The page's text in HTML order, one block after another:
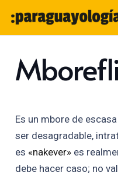
Es un mbore de
ser desagradable,
es «nakever»es
debe hacer caso; no